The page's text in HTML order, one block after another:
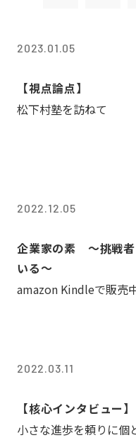
2023.01.05
【視点論点】
松下村塾を訪ねて
2022.12.05
企業家の素 〜挑戦者
いる〜
amazon Kindleで販売
2022.03.11
【核心インタビュー】
小さな進歩を頼りに